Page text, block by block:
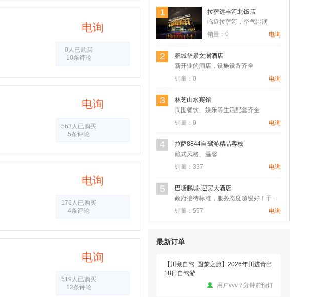
电询
0人已购买
10条评论
电询
563人已购买
5条评论
电询
176人已购买
4条评论
电询
519人已购买
12条评论
1
拉萨远丰河北饭店
临近拉萨河，空气湿润
销量：0
电询
2
稻城华景文澜酒店
新开业的酒店，设施设备齐全
销量：0
电询
3
林芝山水宾馆
周围餐饮、娱乐等生活配套齐全
销量：0
电询
4
拉萨8844自驾游精品客栈
藏式风格、温馨
销量：337
电询
5
巴塘鹏城·迎宾大酒店
政府接待标准，服务态度超级好！干净卫生！在大城市也很难遇到这…
销量：557
电询
最新订单
【川藏经典 天路同行】2026年川藏南线
G318-11天拼车游
用户Adam 2小时前预订
【绝色川藏. 商务经济】川藏稻城亚丁10
用户19856*** 1小时前预订
【川藏经典 天路同行】2026年川藏南线
【川藏自驾 .圆梦之旅】2026年川进青出
18日自驾游
用户vvv 7分钟前预订